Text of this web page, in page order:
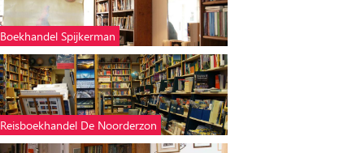
Boekhandel Spijkerman
Reisboekhandel De Noorderzon